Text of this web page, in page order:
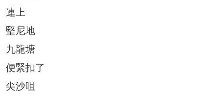
連上
堅尼地
九龍塘
便緊扣了
尖沙咀